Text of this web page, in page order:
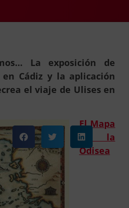
La exposición de
Cádiz y la aplicación
el viaje de Ulises en
El Mapa
de la
Odisea